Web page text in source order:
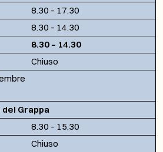
8.30 – 17.30
8.30 – 14.30
8.30 – 14.30
Chiuso
Grappa
8.30 – 15.30
Chiuso